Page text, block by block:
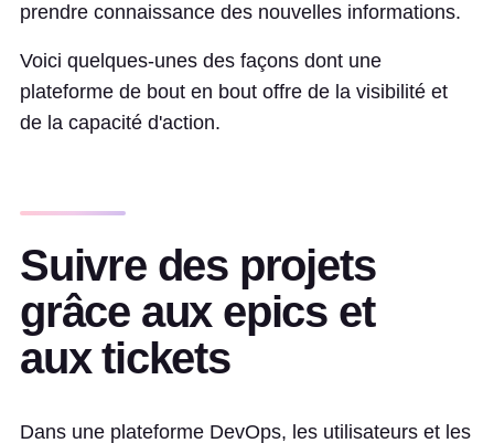
prendre connaissance des nouvelles informations.
Voici quelques-unes des façons dont une
plateforme de bout en bout offre de la visibilité et
de la capacité d'action.
Suivre des projets
grâce aux epics et
aux tickets
Dans une plateforme DevOps, les utilisateurs et les